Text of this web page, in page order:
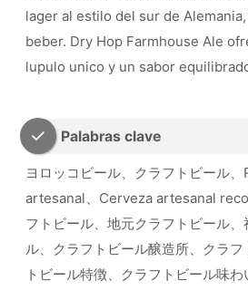
lager al estilo del sur de
beber. Dry Hop Farmhouse Ale
lupulo unico y un sabor
Palabras clave
ヨロッコビール、クラフトビール
artesanal、Cerveza artesanal
フトビール、地元クラフトビール
ル、クラフトビール醸造所、クラ
トビール特徴、クラフトビール味